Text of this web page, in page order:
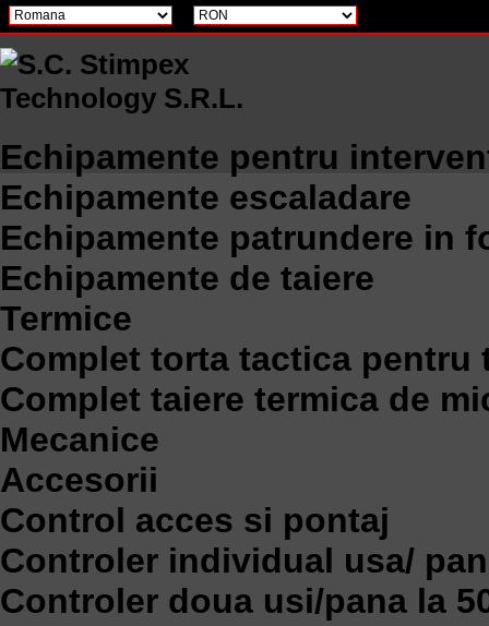
Echipamente pentru
Echipamente escaladare
Echipamente patrundere in
Echipamente de taiere
Termice
Complet torta tactica pentru
Complet taiere termica de
Mecanice
Accesorii
Control acces si pontaj
Controler individual usa/
Controler doua usi/pana la